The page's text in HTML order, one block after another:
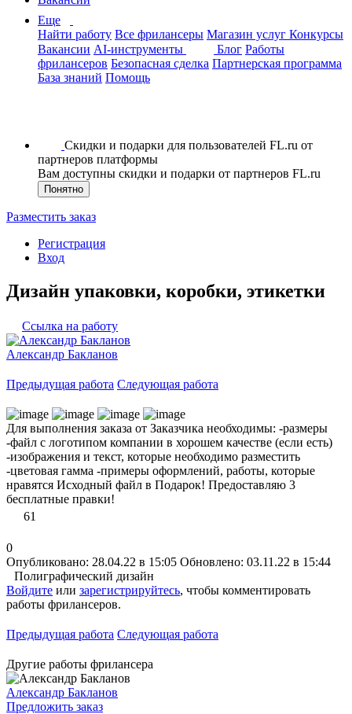
Еще
Найти работу Все фрилансеры Магазин услуг Конкурсы
Вакансии AI-инструменты Блог Работы
фрилансеров Безопасная сделка Партнерская программа
База знаний Помощь
Скидки и подарки для пользователей FL.ru от
партнеров платформы
Вам доступны скидки и подарки от партнеров FL.ru
Понятно
Разместить заказ
Регистрация
Вход
Дизайн упаковки, коробки, этикетки
Ссылка на работу
Александр Бакланов
Предыдущая работа Следующая работа
Для выполнения заказа от Заказчика необходимы: -размеры
-файл с логотипом компании в хорошем качестве (если есть)
-изображения и текст, которые необходимо разместить
-цветовая гамма -примеры оформлений, работы, которые
нравятся Исходный файл в Подарок! Предоставляю 3
бесплатные правки!
61
0
Опубликовано: 28.04.22 в 15:05 Обновлено: 03.11.22 в 15:44
Полиграфический дизайн
Войдите или зарегистрируйтесь, чтобы комментировать
работы фрилансеров.
Предыдущая работа Следующая работа
Другие работы фрилансера
Александр Бакланов
Предложить заказ